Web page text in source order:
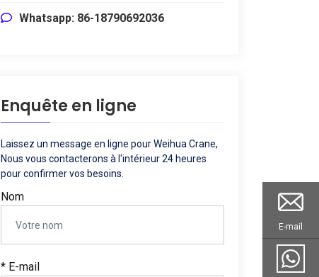
Whatsapp: 86-18790692036
Enquête en ligne
Laissez un message en ligne pour Weihua Crane,
Nous vous contacterons à l'intérieur 24 heures
pour confirmer vos besoins.
Nom
* E-mail
E-mail